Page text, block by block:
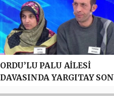
ORDU’LU PALU AİLESİ
DAVASINDA YARGITAY SON